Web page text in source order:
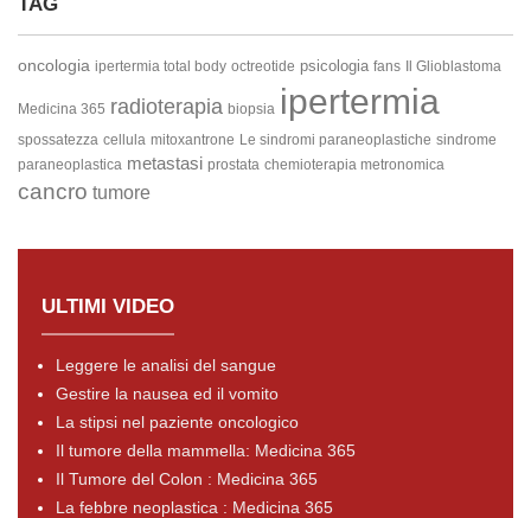
oncologia ipertermia total body octreotide psicologia fans Il Glioblastoma
Medicina 365 radioterapia biopsia ipertermia
spossatezza cellula mitoxantrone Le sindromi paraneoplastiche sindrome
paraneoplastica metastasi prostata chemioterapia metronomica
cancro tumore
ULTIMI VIDEO
Leggere le analisi del sangue
Gestire la nausea ed il vomito
La stipsi nel paziente oncologico
Il tumore della mammella: Medicina 365
Il Tumore del Colon : Medicina 365
La febbre neoplastica : Medicina 365